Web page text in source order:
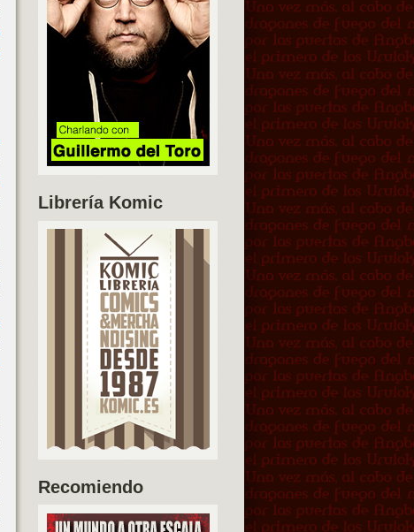
Librería Komic
Recomiendo